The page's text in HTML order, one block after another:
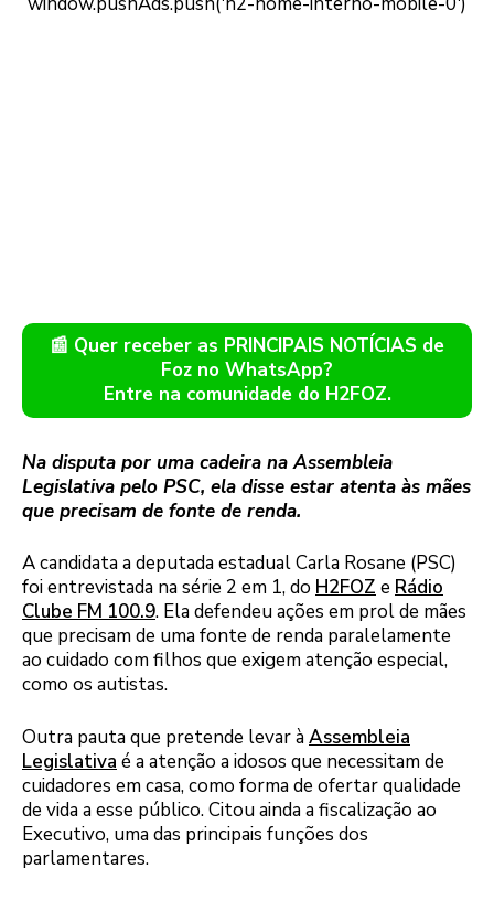
📰 Quer receber as PRINCIPAIS NOTÍCIAS de
Foz no WhatsApp?
Entre na comunidade do H2FOZ.
Na disputa por uma cadeira na Assembleia
Legislativa pelo PSC, ela disse estar atenta às mães
que precisam de fonte de renda.
A candidata a deputada estadual Carla Rosane (PSC)
foi entrevistada na série 2 em 1, do H2FOZ e Rádio
Clube FM 100.9. Ela defendeu ações em prol de mães
que precisam de uma fonte de renda paralelamente
ao cuidado com filhos que exigem atenção especial,
como os autistas.
Outra pauta que pretende levar àAssembleia
Legislativa é a atenção a idosos que necessitam de
cuidadores em casa, como forma de ofertar qualidade
de vida a esse público. Citou ainda a fiscalização ao
Executivo, uma das principais funções dos
parlamentares.